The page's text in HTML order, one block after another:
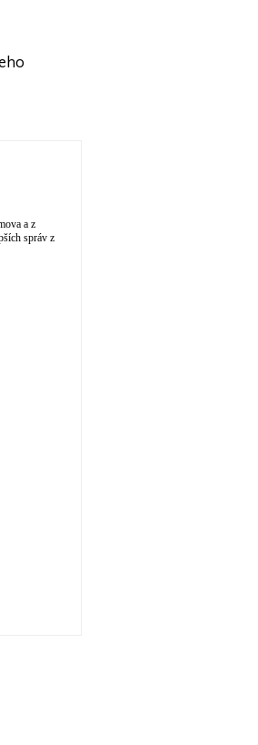
a z
správ z